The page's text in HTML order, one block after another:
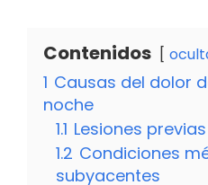
Contenidos
1 Causas del dolor
noche
1.1 Lesiones previas
1.2 Condiciones
subyacentes